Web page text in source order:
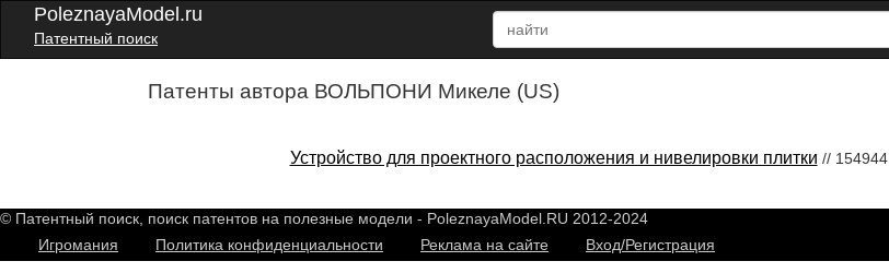
PoleznayaModel.ru
Патентный поиск
Патенты автора ВОЛЬПОНИ Микеле (US)
Устройство для проектного расположения и нивелировки плитки // 154944
© Патентный поиск, поиск патентов на полезные модели - PoleznayaModel.RU 2012-2024
Игромания
Политика конфиденциальности Реклама на сайте Вход/Регистрация